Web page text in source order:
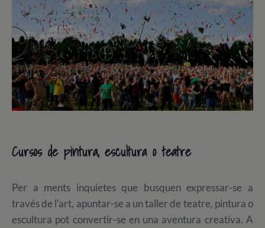
Cursos de pintura, escultura o teatre
Per a ments inquietes que busquen expressar-se a
través de l'art, apuntar-se a un taller de teatre, pintura o
escultura pot convertir-se en una aventura creativa. A